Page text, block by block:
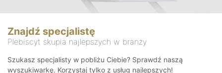
Znajdź specjalistę
Plebiscyt skupia najlepszych w branży
Szukasz specjalisty w pobliżu Ciebie? Sprawdź naszą
wyszukiwarkę. Korzystaj tylko z usług najlepszych!